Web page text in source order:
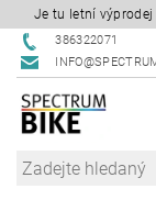
Je tu letní výprodej
386322071